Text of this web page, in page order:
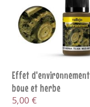
Effet d'environnement
boue et herbe
5,00 €